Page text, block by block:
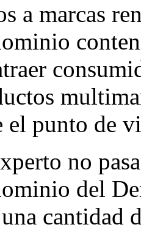
a marcas
el punto de
no
del
cantidad